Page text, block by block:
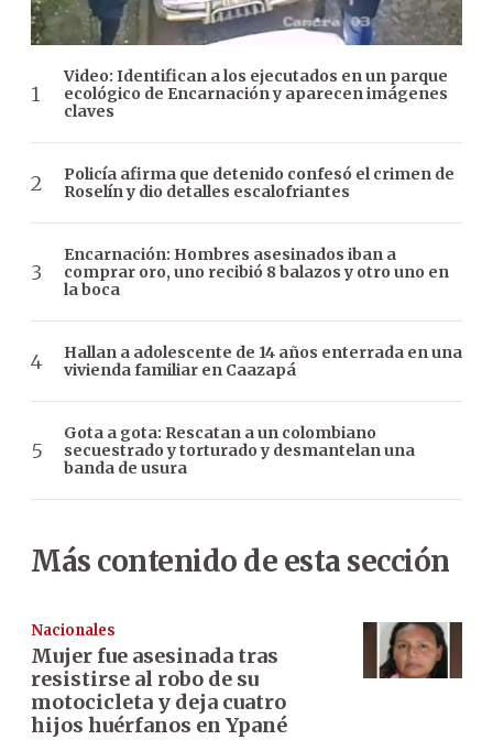
Video: Identifican a los ejecutados en un parque
ecológico de Encarnación y aparecen imágenes
claves
Policía afirma que detenido confesó el crimen de
Roselín y dio detalles escalofriantes
Encarnación: Hombres asesinados iban a
comprar oro, uno recibió 8 balazos y otro uno en
la boca
Hallan a adolescente de 14 años enterrada en una
vivienda familiar en Caazapá
Gota a gota: Rescatan a un colombiano
secuestrado y torturado y desmantelan una
banda de usura
Más contenido de esta sección
Nacionales
Mujer fue asesinada tras
resistirse al robo de su
motocicleta y deja cuatro
hijos huérfanos en Ypané